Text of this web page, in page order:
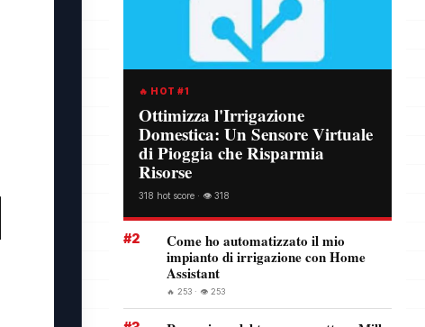
🔥 HOT #1
Ottimizza l'Irrigazione
Domestica: Un Sensore Virtuale
di Pioggia che Risparmia
Risorse
318 hot score · 👁️ 318
#2
Come ho automatizzato il mio
impianto di irrigazione con Home
Assistant
🔥 253 · 👁️ 253